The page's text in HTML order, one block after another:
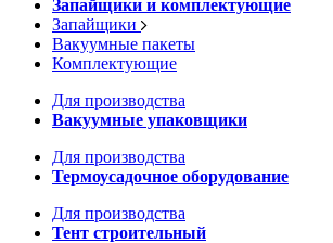
Запайщики и комплектующие
Запайщики
Вакуумные пакеты
Комплектующие
Для производства
Вакуумные упаковщики
Для производства
Термоусадочное оборудование
Для производства
Тент строительный